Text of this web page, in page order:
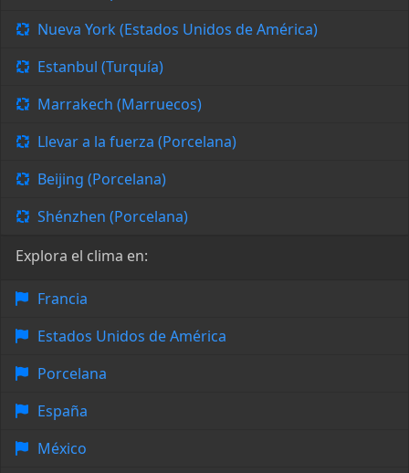
Nueva York (Estados Unidos de América)
Estanbul (Turquía)
Marrakech (Marruecos)
Llevar a la fuerza (Porcelana)
Beijing (Porcelana)
Shénzhen (Porcelana)
Explora el clima en:
Francia
Estados Unidos de América
Porcelana
España
México